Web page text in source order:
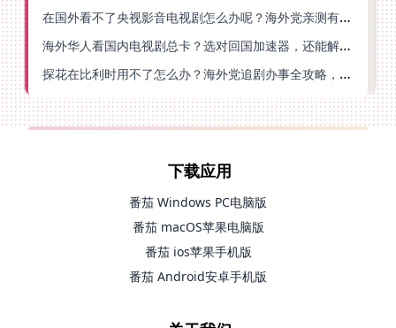
在国外看不了央视影音电视剧怎么办呢？海外党亲测有效的回国加速方案
海外华人看国内电视剧总卡？选对回国加速器，还能解决菲律宾打不开反诈中心的问题
探花在比利时用不了怎么办？海外党追剧办事全攻略，选对加速器就够了
下载应用
番茄 Windows PC电脑版
番茄 macOS苹果电脑版
番茄 ios苹果手机版
番茄 Android安卓手机版